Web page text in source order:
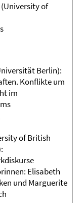
(University of
Berlin):
Konflikte um
im
of British
Elisabeth
und Marguerite